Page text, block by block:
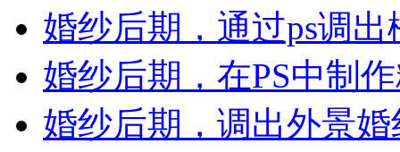
婚纱后期，通过ps调
婚纱后期，在PS中制
婚纱后期，调出外景